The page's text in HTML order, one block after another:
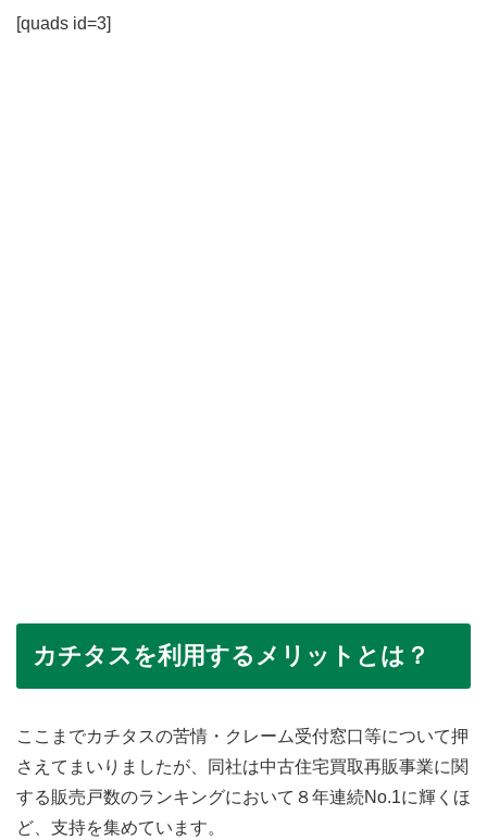
[quads id=3]
カチタスを利用するメリットとは？
ここまでカチタスの苦情・クレーム受付窓口等について押
さえてまいりましたが、同社は中古住宅買取再販事業に関
する販売戸数のランキングにおいて８年連続No.1に輝くほ
ど、支持を集めています。